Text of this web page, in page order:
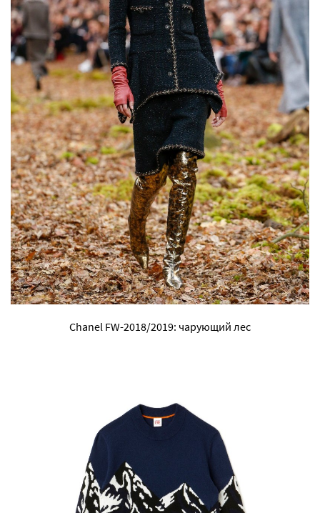
Chanel FW-2018/2019: чарующий лес